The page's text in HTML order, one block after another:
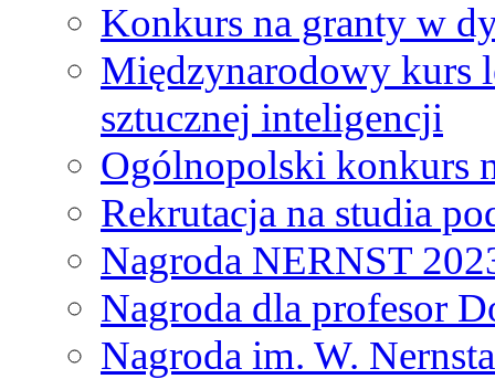
Konkurs na granty w
Międzynarodowy kurs
sztucznej inteligencji
Ogólnopolski konkurs
Rekrutacja na studia
Nagroda NERNST
Nagroda dla profesor
Nagroda im. W.